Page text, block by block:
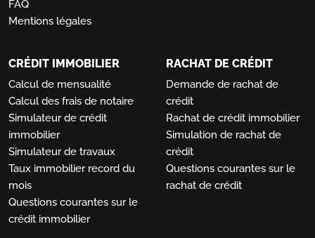
FAQ
Mentions légales
CRÉDIT IMMOBILIER
Calcul de mensualité
Calcul des frais de notaire
Simulateur de crédit
immobilier
Simulateur de travaux
Taux immobilier record du
mois
Questions courantes sur le
crédit immobilier
RACHAT DE CRÉDIT
Demande de rachat de
crédit
Rachat de crédit immobilier
Simulation de rachat de
crédit
Questions courantes sur le
rachat de crédit